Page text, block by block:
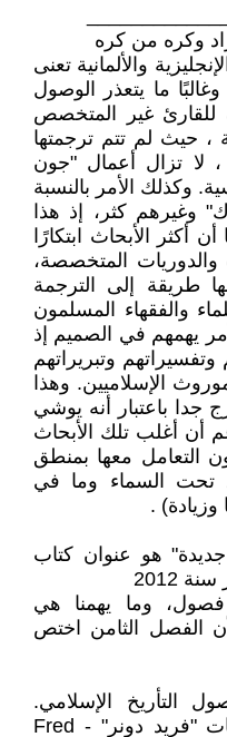
وكره من كره
والألمانية تعنى
ما يتعذر الوصول
للقارئ غير المتخصص
، حيث لم تتم ترجمتها
، لا تزال أعمال "جون
وكذلك الأمر بالنسبة
وغيرهم كثر، إذ هذا
الأبحاث ابتكارًا
المتخصصة،
طريقة إلى الترجمة
والفقهاء المسلمون
يهمهم في الصميم إذ
وتبريراتهم
الإسلاميين. وهذا
جدا باعتبار أنه يوشي
أن أغلب تلك الأبحاث
التعامل معها بمنطق
تحت السماء وما في
.
هو عنوان كتاب
2012
فصول، وما يهمنا هي
الفصل الثامن اختص
التأريخ الإسلامي.
ويعرض بشكل أساسي أطروحات "فريد دونر" - Fred